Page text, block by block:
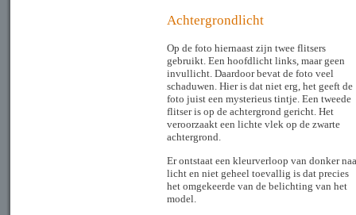
Achtergrondlicht
Op de foto hiernaast zijn twee flitsers
gebruikt. Een hoofdlicht links, maar geen
invullicht. Daardoor bevat de foto veel
schaduwen. Hier is dat niet erg, het geeft de
foto juist een mysterieus tintje. Een tweede
flitser is op de achtergrond gericht. Het
veroorzaakt een lichte vlek op de zwarte
achtergrond.
Er ontstaat een kleurverloop van donker
licht en niet geheel toevallig is dat precies
het omgekeerde van de belichting van het
model.